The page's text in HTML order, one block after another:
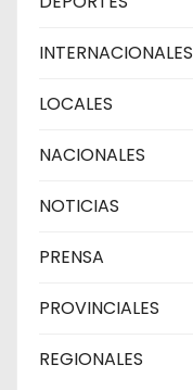
INTERNACIONALES
LOCALES
NACIONALES
NOTICIAS
PRENSA
PROVINCIALES
REGIONALES